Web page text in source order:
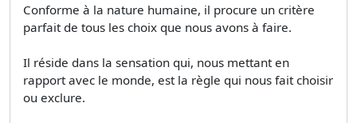
Conforme à la nature humaine, il procure un critère
parfait de tous les choix que nous avons à faire.
Il réside dans la sensation qui, nous mettant en
rapport avec le monde, est la règle qui nous fait choisir
ou exclure.